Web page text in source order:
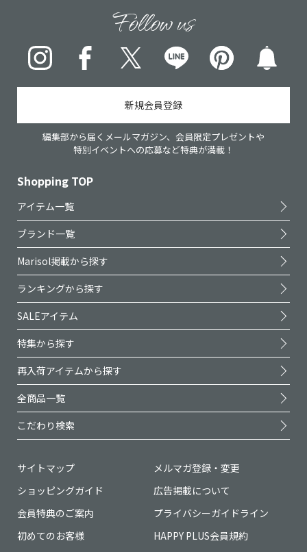
Follow us
InstagramFacebookX LINE pinterest
新規会員登録
編集部から届くメールマガジン、会員限定プレゼントや
特別イベントへの応募など特典が満載！
Shopping TOP
アイテム一覧
ブランド一覧
Marisol掲載から探す
ランキングから探す
SALEアイテム
特集から探す
再入荷アイテムから探す
全商品一覧
こだわり検索
サイトマップ
メルマガ登録・変更
ショッピングガイド
広告掲載について
会員特典のご案内
プライバシーガイドライン
初めてのお客様
HAPPY PLUS会員規約